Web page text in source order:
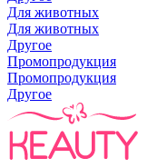
Для животных
Для животных
Другое
Промопродукция
Промопродукция
Другое